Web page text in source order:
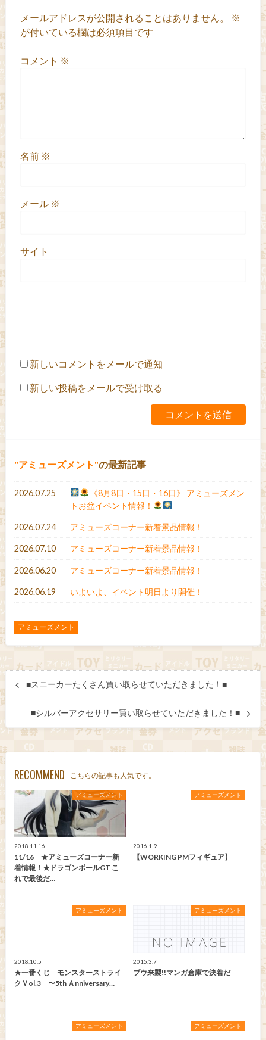
メールアドレスが公開されることはありません。
※
が付いている欄は必須項目です
コメント ※
名前 ※
メール ※
サイト
新しいコメントをメールで通知
新しい投稿をメールで受け取る
アミューズメント の最新記事
2026.07.25
《8月8日・15日・16日》 アミューズメン
トお盆イベント情報！
2026.07.24 アミューズコーナー新着景品情報！
2026.07.10 アミューズコーナー新着景品情報！
2026.06.20 アミューズコーナー新着景品情報！
2026.06.19 いよいよ、イベント明日より開催！
アミューズメント
■スニーカーたくさん買い取らせていただきました！■
■シルバーアクセサリー買い取らせていただきました！■
RECOMMEND こちらの記事も人気です。
アミューズメント
2018.11.16
11/16 ★アミューズコーナー新
着情報！★ドラゴンボールGT こ
れで最後だ…
アミューズメント
2016.1.9
【WORKING PMフィギュア】
アミューズメント
2018.10.5
★一番くじ モンスターストライ
クＶol.3 〜5th Ａnniversary…
アミューズメント
2015.3.7
ブウ来襲!!マンガ倉庫で決着だ
アミューズメント アミューズメント